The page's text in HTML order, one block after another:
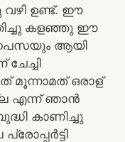
ഉണ്ട്. ഈ
കളഞ്ഞു ഈ
ആയി
മൂന്നാമത് ഒരാള്
എന്ന് ഞാൻ
കാണിച്ചു